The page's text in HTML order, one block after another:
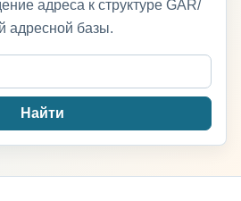
адреса к структуре GAR/
адресной базы.
Найти